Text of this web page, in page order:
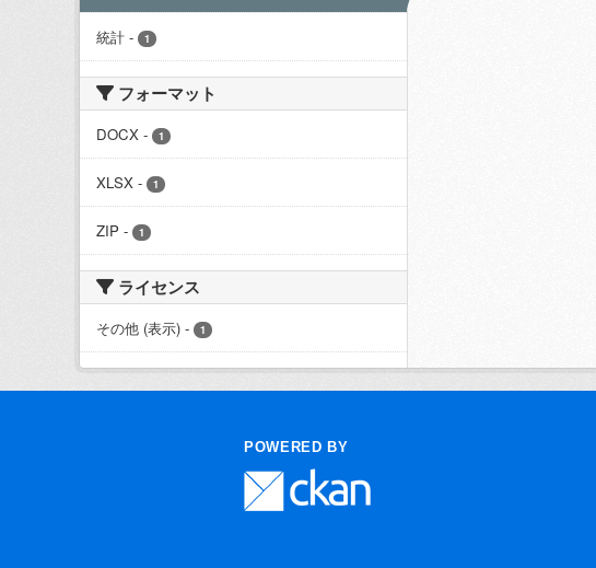
統計 - 1
フォーマット
DOCX - 1
XLSX - 1
ZIP - 1
ライセンス
その他 (表示) - 1
POWERED BY